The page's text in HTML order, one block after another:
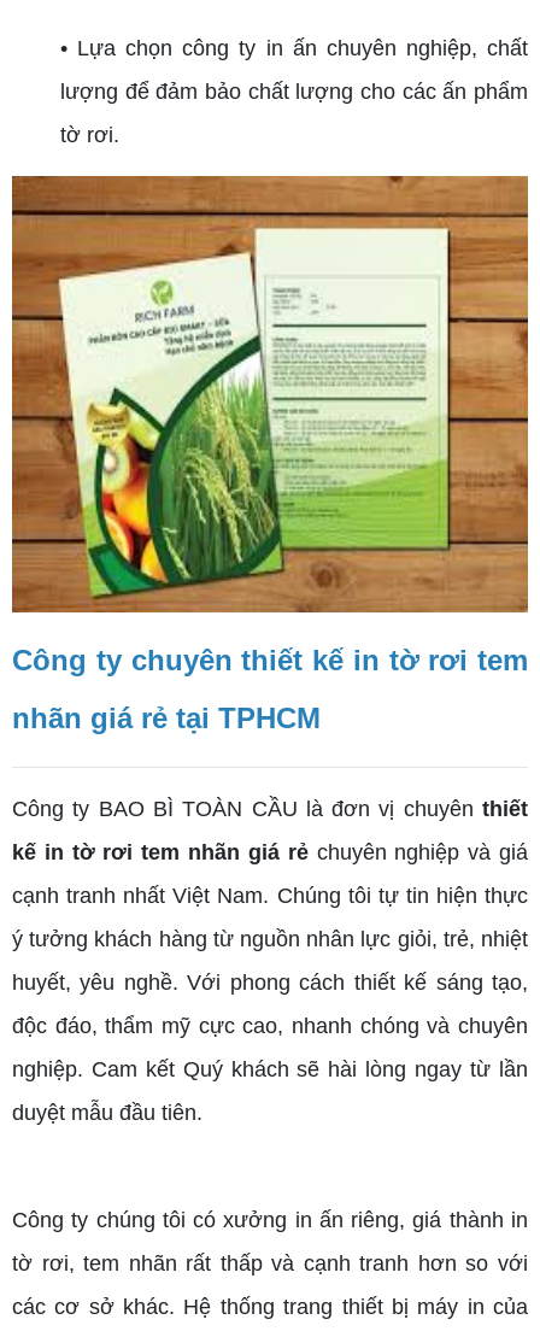
• Lựa chọn công ty in ấn chuyên nghiệp, chất
lượng để đảm bảo chất lượng cho các ấn phẩm
tờ rơi.
Công ty chuyên thiết kế in tờ rơi tem
nhãn giá rẻ tại TPHCM
Công ty BAO BÌ TOÀN CẦU là đơn vị chuyên thiết
kế in tờ rơi tem nhãn giá rẻchuyên nghiệp và giá
cạnh tranh nhất Việt Nam. Chúng tôi tự tin hiện thực
ý tưởng khách hàng từ nguồn nhân lực giỏi, trẻ, nhiệt
huyết, yêu nghề. Với phong cách thiết kế sáng tạo,
độc đáo, thẩm mỹ cực cao, nhanh chóng và chuyên
nghiệp. Cam kết Quý khách sẽ hài lòng ngay từ lần
duyệt mẫu đầu tiên.
Công ty chúng tôi có xưởng in ấn riêng, giá thành in
tờ rơi, tem nhãn rất thấp và cạnh tranh hơn so với
các cơ sở khác. Hệ thống trang thiết bị máy in của